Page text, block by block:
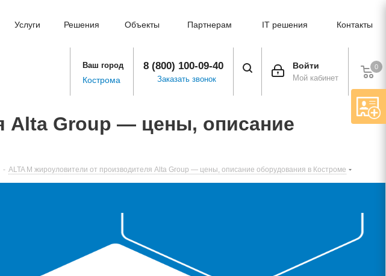
Услуги Решения Объекты Партнерам IT решения Контакты
0
Войти
Мой кабинет
8 (800) 100-09-40
Заказать звонок
Ваш город
Кострома
Alta Group — цены, описание
- ALTA M жироуловители от производителя Alta Group — цены, описание оборудования в Костроме